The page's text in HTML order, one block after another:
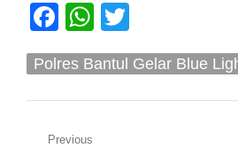
Facebook
WhatsApp
Polres Bantul Gelar Blue
Previous